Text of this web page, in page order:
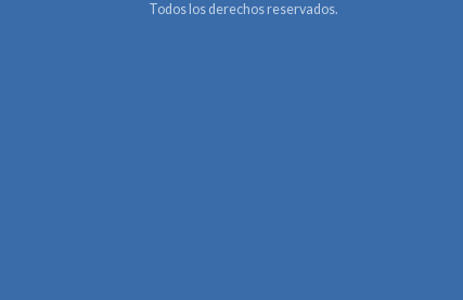
Todos los derechos reservados.